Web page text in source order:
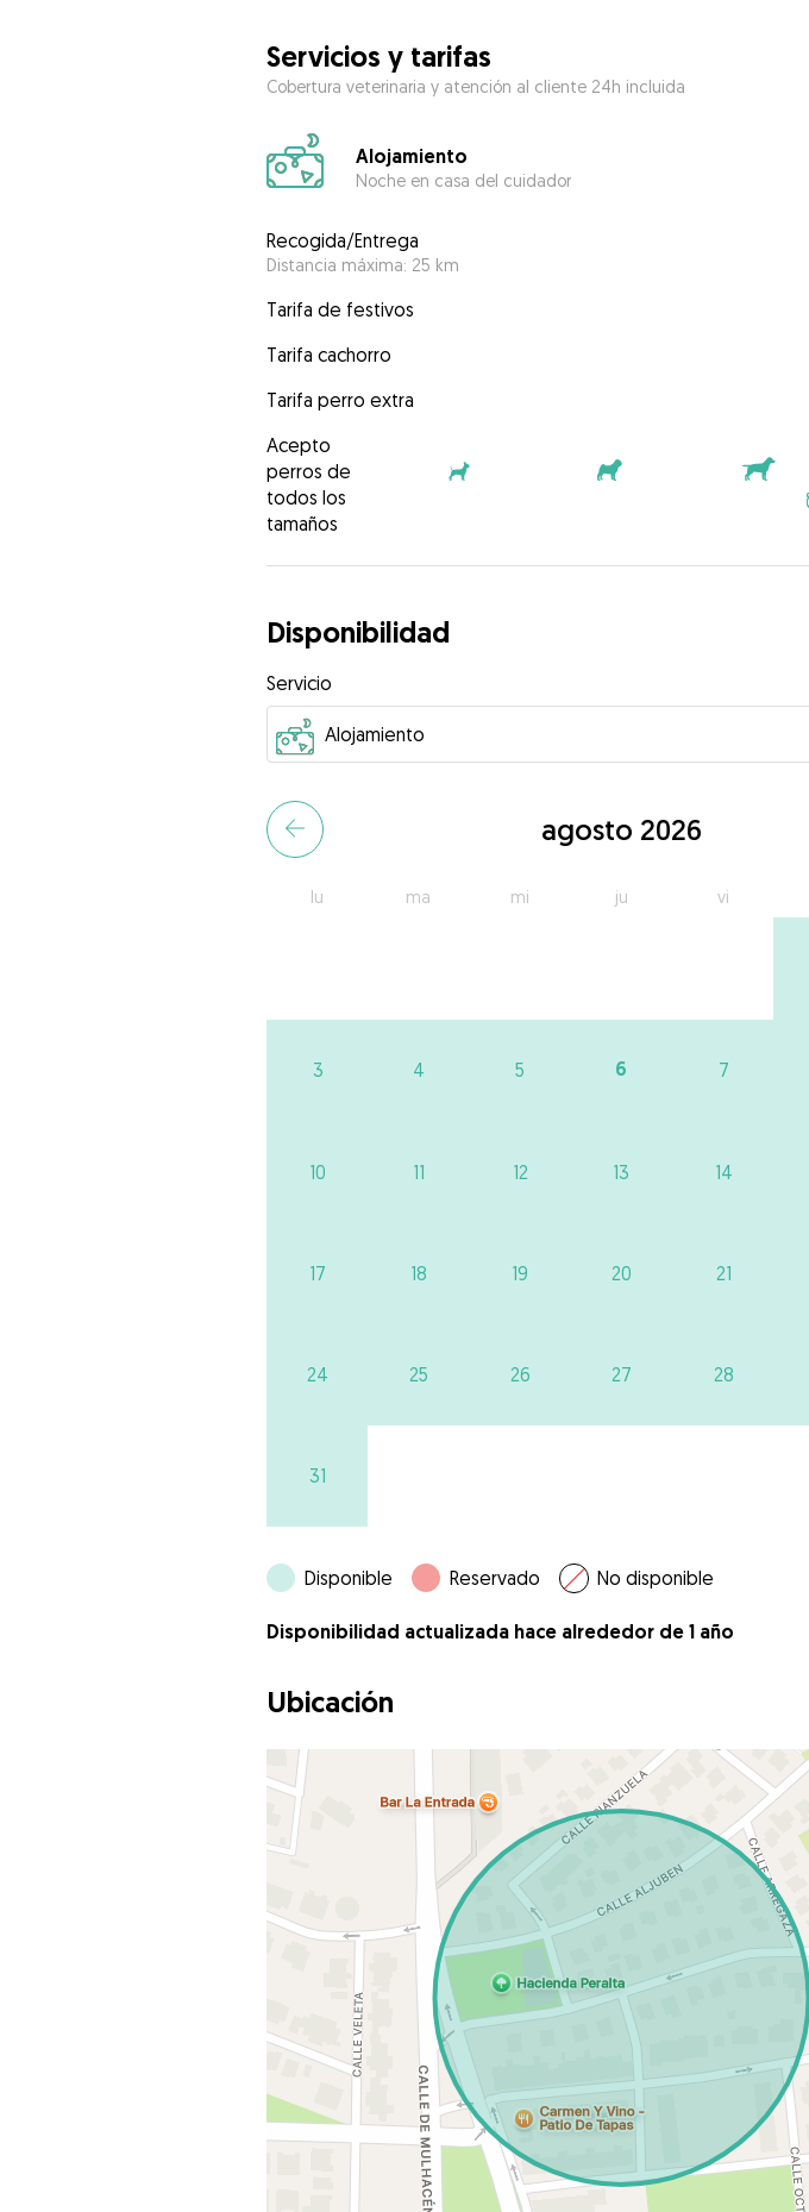
Servicios y tarifas
Cobertura veterinaria y atención al cliente 24h incluida
Alojamiento
Noche en casa del cuidador
Recogida/Entrega
Distancia máxima: 25 km
Tarifa de festivos
Tarifa cachorro
Tarifa perro extra
Acepto
perros de
todos los
tamaños
Disponibilidad
Servicio
agosto 2026
lu ma mi ju vi
3 4 5 6 7
10 11 12 13 14
17 18 19 20 21
24 25 26 27 28
31
Disponible Reservado No disponible
Disponibilidad actualizada hace alrededor de 1 año
Ubicación